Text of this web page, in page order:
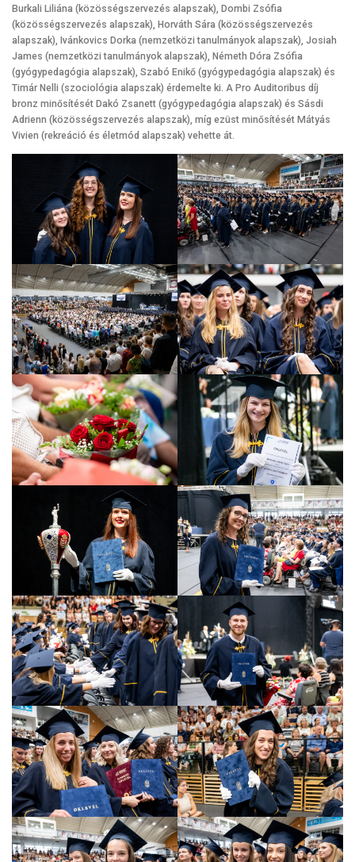
Burkali Liliána (közösségszervezés alapszak), Dombi Zsófia
(közösségszervezés alapszak), Horváth Sára (közösségszervezés
alapszak), Ivánkovics Dorka (nemzetközi tanulmányok alapszak), Josiah
James (nemzetközi tanulmányok alapszak), Németh Dóra Zsófia
(gyógypedagógia alapszak), Szabó Enikő (gyógypedagógia alapszak) és
Timár Nelli (szociológia alapszak) érdemelte ki. A Pro Auditoribus díj
bronz minősítését Dakó Zsanett (gyógypedagógia alapszak) és Sásdi
Adrienn (közösségszervezés alapszak), míg ezüst minősítését Mátyás
Vivien (rekreáció és életmód alapszak) vehette át.